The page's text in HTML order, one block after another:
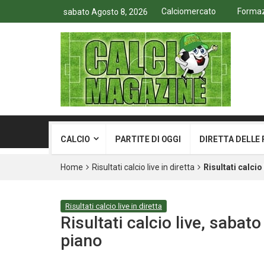
sabato Agosto 8, 2026 Calciomercato
CALCIO PARTITE DI OGGI DIRETTA DELLE
Home Risultati calcio live in diretta Risultati
Risultati calcio live in diretta
Risultati calcio live,
piano